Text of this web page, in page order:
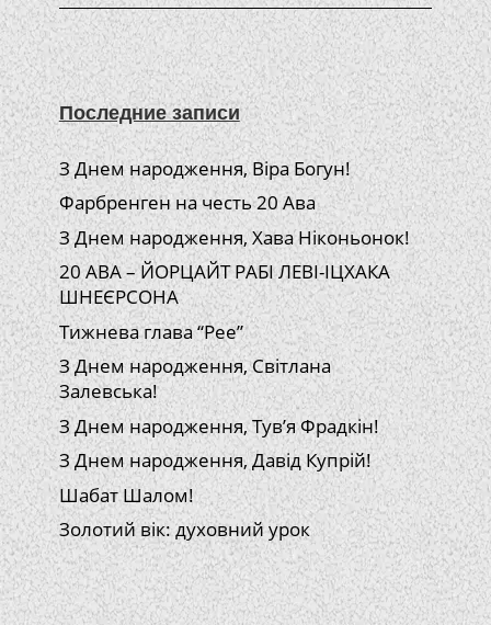
Последние записи
З Днем народження, Віра Богун!
Фарбренген на честь 20 Ава
З Днем народження, Хава Ніконьонок!
20 АВА – ЙОРЦАЙТ РАБІ ЛЕВІ-ІЦХАКА
ШНЕЄРСОНА
Тижнева глава “Рее”
З Днем народження, Світлана
Залевська!
З Днем народження, Тув’я Фрадкін!
З Днем народження, Давід Купрій!
Шабат Шалом!
Золотий вік: духовний урок